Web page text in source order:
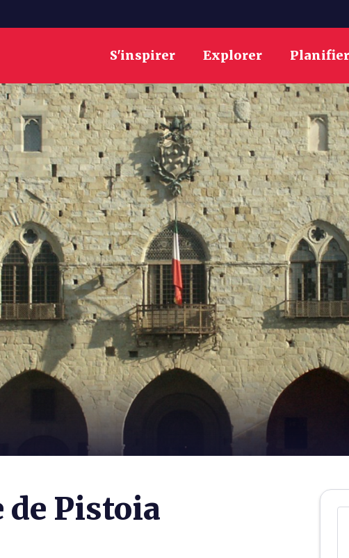
S'inspirer Explorer Planifier
de Pistoia